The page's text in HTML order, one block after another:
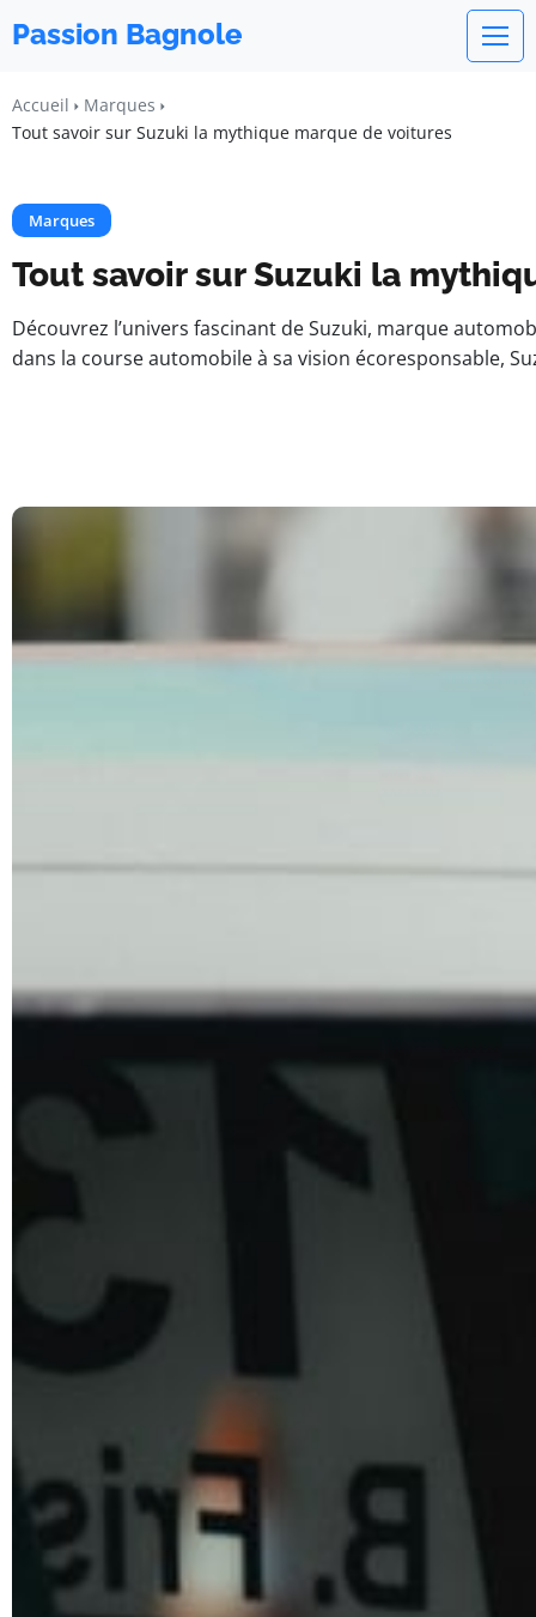
Passion Bagnole
Accueil
Marques
Tout savoir sur Suzuki la mythique marque de voitures
Marques
Tout savoir sur Suzuki la
Découvrez l’univers fascinant de Suzuki, marque
dans la course automobile à sa vision écoresponsable,